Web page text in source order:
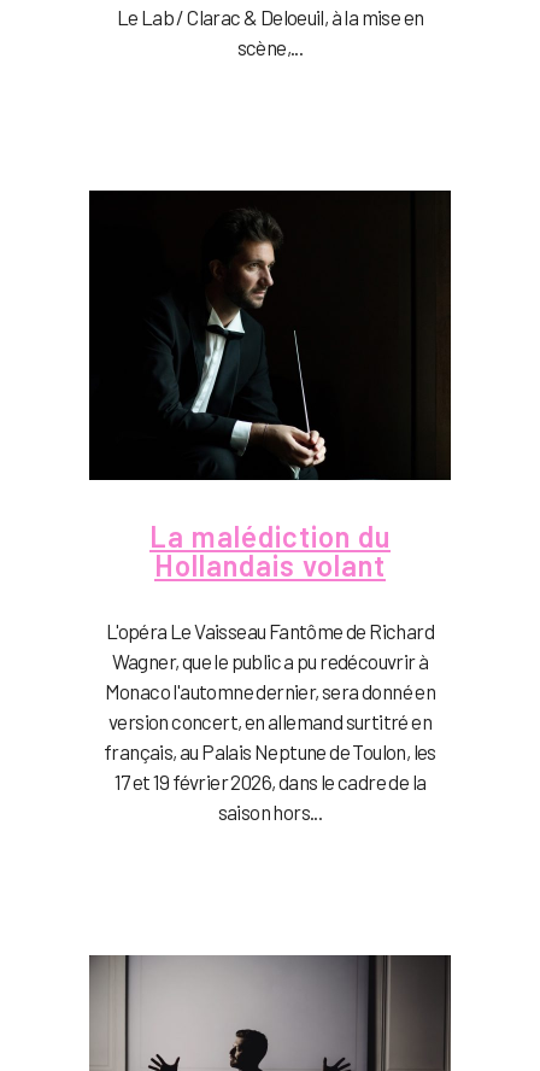
Le Lab / Clarac & Deloeuil, à la mise en
scène,...
La malédiction du
Hollandais volant
L'opéra Le Vaisseau Fantôme de Richard
Wagner, que le public a pu redécouvrir à
Monaco l'automne dernier, sera donné en
version concert, en allemand surtitré en
français, au Palais Neptune de Toulon, les
17 et 19 février 2026, dans le cadre de la
saison hors...